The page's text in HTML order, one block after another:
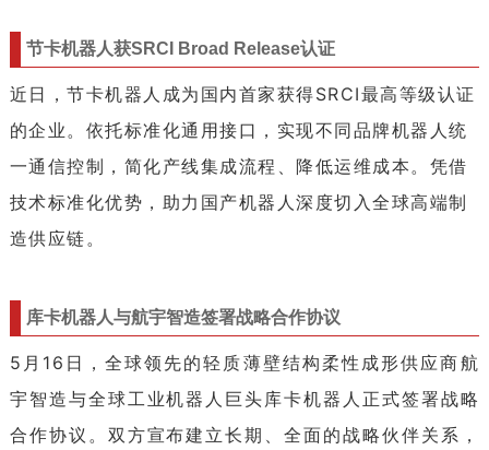
节卡机器人获SRCI Broad Release认证
近日，节卡机器人成为国内首家获得SRCI最高等级认证
的企业。依托标准化通用接口，实现不同品牌机器人统
一通信控制，简化产线集成流程、降低运维成本。凭借
技术标准化优势，助力国产机器人深度切入全球高端制
造供应链。
库卡机器人与航宇智造签署战略合作协议
5月16日，全球领先的轻质薄壁结构柔性成形供应商航
宇智造与全球工业机器人巨头库卡机器人正式签署战略
合作协议。双方宣布建立长期、全面的战略伙伴关系，